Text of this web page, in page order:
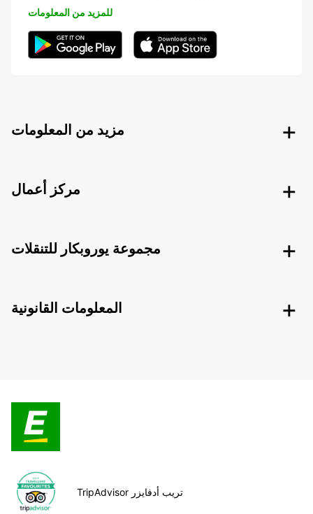
للمزيد من المعلومات
مزيد من المعلومات
مركز أعمال
مجموعة يوروبكار للتنقلات
المعلومات القانونية
TripAdvisor تريب أدفايزر